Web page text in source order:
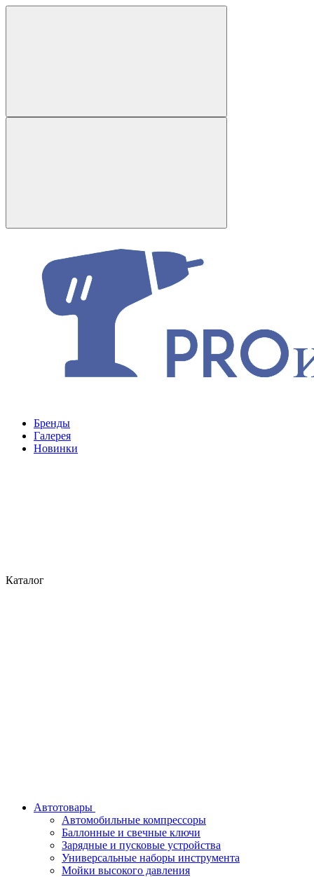
Бренды
Галерея
Новинки
Каталог
Автотовары
Автомобильные компрессоры
Баллонные и свечные ключи
Зарядные и пусковые устройства
Универсальные наборы инструмента
Мойки высокого давления